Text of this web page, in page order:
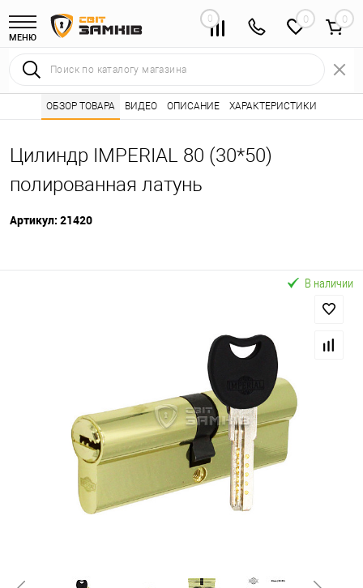
МЕНЮ
0 0
Интернет магазин замков Каталог товаров ⭐ • Сердцевины
Цилиндр IMPERIAL 80 (30*50)
полированная латунь
Артикул: 21420
ОБЗОР ТОВАРА ВИДЕО ОПИСАНИЕ ХАРАКТЕРИСТИКИ
В наличии